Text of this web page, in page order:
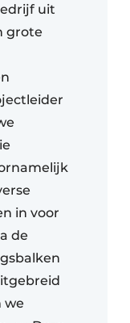
uit
grote
in voor
de
we